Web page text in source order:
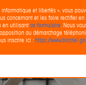
et libertés », vous
concernant et les faire rectifier en
en utilisantce formulaire. Nous
au démarchage
inscrire ici : https://